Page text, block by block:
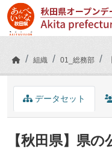
Skip to main content
組織 01_総務部
データセット
【秋田県】県